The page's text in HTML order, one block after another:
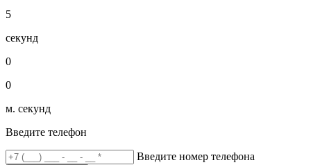
5
секунд
0
0
м. секунд
Введите телефон
Введите номер телефона